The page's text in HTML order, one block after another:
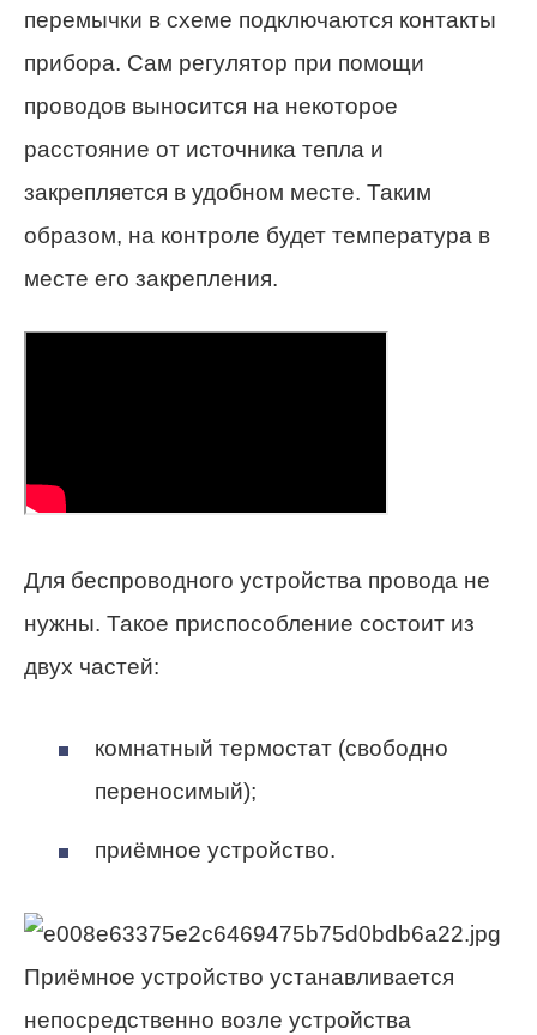
перемычки в схеме подключаются контакты
прибора. Сам регулятор при помощи
проводов выносится на некоторое
расстояние от источника тепла и
закрепляется в удобном месте. Таким
образом, на контроле будет температура в
месте его закрепления.
Для беспроводного устройства провода не
нужны. Такое приспособление состоит из
двух частей:
комнатный термостат (свободно
переносимый);
приёмное устройство.
Приёмное устройство устанавливается
непосредственно возле устройства